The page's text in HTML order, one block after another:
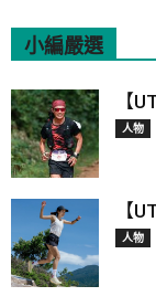
小編嚴選
【
人物
【
人物